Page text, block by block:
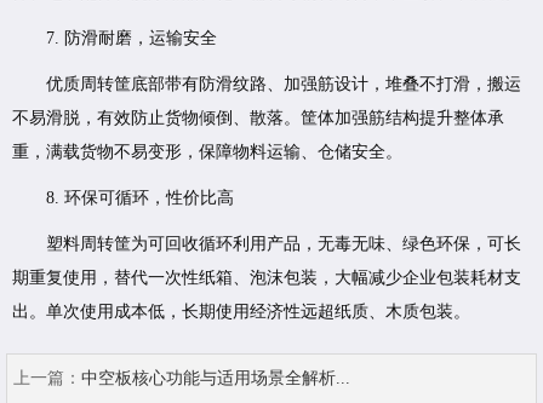
7. 防滑耐磨，运输安全
优质周转筐底部带有防滑纹路、加强筋设计，堆叠不打滑，搬运
不易滑脱，有效防止货物倾倒、散落。筐体加强筋结构提升整体承
重，满载货物不易变形，保障物料运输、仓储安全。
8. 环保可循环，性价比高
塑料周转筐为可回收循环利用产品，无毒无味、绿色环保，可长
期重复使用，替代一次性纸箱、泡沫包装，大幅减少企业包装耗材支
出。单次使用成本低，长期使用经济性远超纸质、木质包装。
上一篇： 中空板核心功能与适用场景全解析...